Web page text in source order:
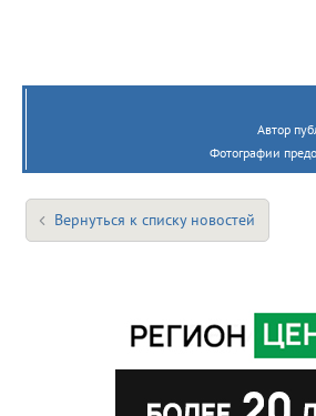
Автор
Фотографии
Вернуться к списку новостей